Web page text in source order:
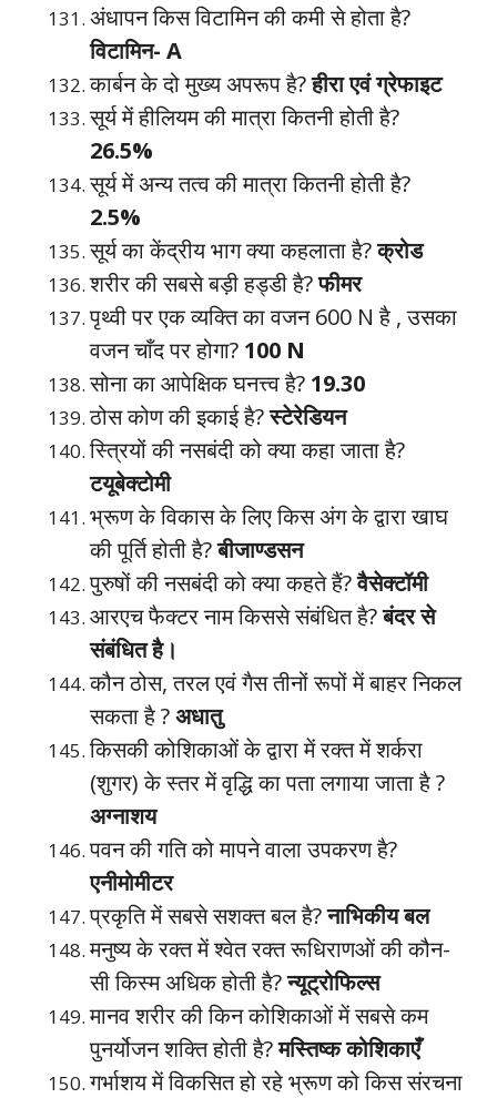
अंधापन किस विटामिन की कमी से होता है?
विटामिन- A
कार्बन के दो मुख्य अपरूप है?हीरा एवं ग्रेफाइट
सूर्य में हीलियम की मात्रा कितनी होती है?
26.5%
सूर्य में अन्य तत्व की मात्रा कितनी होती है?
2.5%
सूर्य का केंद्रीय भाग क्या कहलाता है?क्रोड
शरीर की सबसे बड़ी हड्डी है?फीमर
पृथ्वी पर एक व्यक्ति का वजन 600 N है , उसका
वजन चाँद पर होगा? 100 N
सोना का आपेक्षिक घनत्त्व है? 19.30
ठोस कोण की इकाई है?स्टेरेडियन
स्त्रियों की नसबंदी को क्या कहा जाता है?
टयूबेक्टोमी
भ्रूण के विकास के लिए किस अंग के द्वारा खाघ
की पूर्ति होती है?बीजाण्डसन
पुरुषों की नसबंदी को क्या कहते हैं?वैसेक्टॉमी
आरएच फैक्टर नाम किससे संबंधित है?बंदर से
संबंधित है।
कौन ठोस, तरल एवं गैस तीनों रूपों में बाहर निकल
सकता है ?अधातु
किसकी कोशिकाओं के द्वारा में रक्त में शर्करा
(शुगर) के स्तर में वृद्धि का पता लगाया जाता है ?
अग्नाशय
पवन की गति को मापने वाला उपकरण है?
एनीमोमीटर
प्रकृति में सबसे सशक्त बल है?नाभिकीय बल
मनुष्य के रक्त में श्वेत रक्त रूधिराणओं की कौन-
सी किस्म अधिक होती है?न्यूट्रोफिल्स
मानव शरीर की किन कोशिकाओं में सबसे कम
पुनर्योजन शक्ति होती है?मस्तिष्क कोशिकाएँ
गर्भाशय में विकसित हो रहे भ्रूण को किस संरचना